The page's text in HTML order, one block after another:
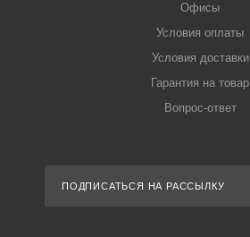
Офисы
Условия оплаты
Условия доставки
Гарантия на товар
Вопрос-ответ
ПОДПИСАТЬСЯ НА РАССЫЛКУ